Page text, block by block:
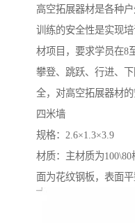
高空拓展器材是各种
训练的安全性是实现
材项目，要求学员在8
攀登、跳跃、行进、
全，对高空拓展器材
四米墙
规格：2.6×1.3×3.9
材质：主材质为
面为花纹钢板，表面平